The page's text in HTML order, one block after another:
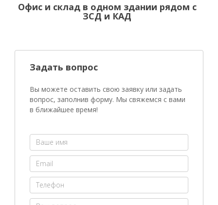
Офис и склад в одном здании рядом с
ЗСД и КАД
Задать вопрос
Вы можете оставить свою заявку или задать
вопрос, заполнив форму. Мы свяжемся с вами
в ближайшее время!